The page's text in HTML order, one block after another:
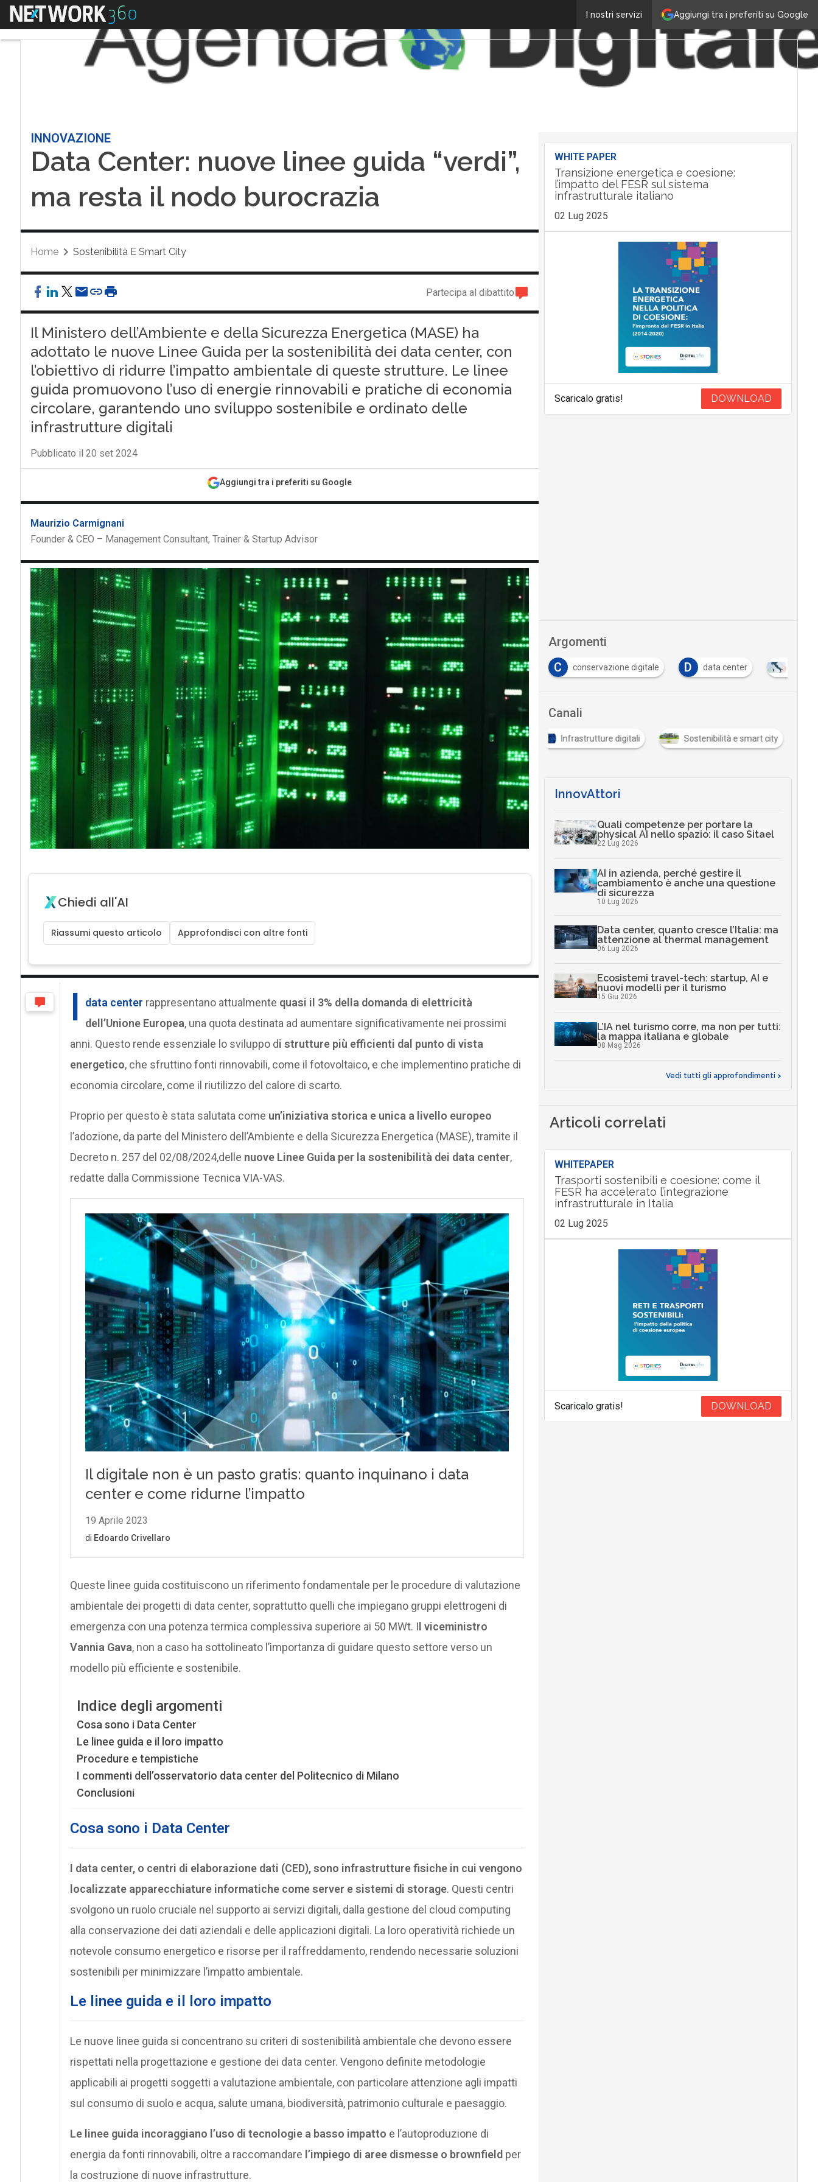
Aggiungi tra i preferiti su Google
I nostri servizi
Menu
INNOVAZIONE
Data Center: nuove linee guida “verdi”,
ma resta il nodo burocrazia
Home Sostenibilità E Smart City
Partecipa al dibattito
Il Ministero dell’Ambiente e della Sicurezza Energetica (MASE) ha
adottato le nuove Linee Guida per la sostenibilità dei data center, con
l’obiettivo di ridurre l’impatto ambientale di queste strutture. Le linee
guida promuovono l’uso di energie rinnovabili e pratiche di economia
circolare, garantendo uno sviluppo sostenibile e ordinato delle
infrastrutture digitali
Pubblicato il 20 set 2024
Aggiungi tra i preferiti su Google
Maurizio Carmignani
Founder & CEO – Management Consultant, Trainer & Startup Advisor
Chiedi all'AI
Riassumi questo articolo Approfondisci con altre fonti
I data center rappresentano attualmente quasi il 3% della domanda di elettricità
dell’Unione Europea, una quota destinata ad aumentare significativamente nei prossimi
anni. Questo rende essenziale lo sviluppo di strutture più efficienti dal punto di vista
energetico, che sfruttino fonti rinnovabili, come il fotovoltaico, e che implementino pratiche di
economia circolare, come il riutilizzo del calore di scarto.
Proprio per questo è stata salutata come un’iniziativa storica e unica a livello europeo
l’adozione, da parte del Ministero dell’Ambiente e della Sicurezza Energetica (MASE), tramite il
Decreto n. 257 del 02/08/2024,delle nuove Linee Guida per la sostenibilità dei data center,
redatte dalla Commissione Tecnica VIA-VAS.
Queste linee guida costituiscono un riferimento fondamentale per le procedure di valutazione
ambientale dei progetti di data center, soprattutto quelli che impiegano gruppi elettrogeni di
emergenza con una potenza termica complessiva superiore ai 50 MWt. Il viceministro
Vannia Gava, non a caso ha sottolineato l’importanza di guidare questo settore verso un
modello più efficiente e sostenibile.
Indice degli argomenti
Cosa sono i Data Center
Le linee guida e il loro impatto
Procedure e tempistiche
I commenti dell’osservatorio data center del Politecnico di Milano
Conclusioni
Cosa sono i Data Center
I data center, o centri di elaborazione dati (CED), sono infrastrutture fisiche in cui vengono
localizzate apparecchiature informatiche come server e sistemi di storage. Questi centri
svolgono un ruolo cruciale nel supporto ai servizi digitali, dalla gestione del cloud computing
alla conservazione dei dati aziendali e delle applicazioni digitali. La loro operatività richiede un
notevole consumo energetico e risorse per il raffreddamento, rendendo necessarie soluzioni
sostenibili per minimizzare l’impatto ambientale.
Le linee guida e il loro impatto
Le nuove linee guida si concentrano su criteri di sostenibilità ambientale che devono essere
rispettati nella progettazione e gestione dei data center. Vengono definite metodologie
applicabili ai progetti soggetti a valutazione ambientale, con particolare attenzione agli impatti
sul consumo di suolo e acqua, salute umana, biodiversità, patrimonio culturale e paesaggio.
Le linee guida incoraggiano l’uso di tecnologie a basso impatto e l’autoproduzione di
energia da fonti rinnovabili, oltre a raccomandare l’impiego di aree dismesse o brownfieldper
la costruzione di nuove infrastrutture.
WHITE PAPER
Transizione energetica e coesione:
l’impatto del FESR sul sistema
infrastrutturale italiano
02 Lug 2025
Scaricalo gratis! DOWNLOAD
Argomenti
conservazione digitale D data center PNRR
Canali
Infrastrutture digitali Sostenibilità e smart city
InnovAttori
Quali competenze per portare la
physical AI nello spazio: il caso Sitael
22 Lug 2026
AI in azienda, perché gestire il
cambiamento è anche una questione
di sicurezza
10 Lug 2026
Data center, quanto cresce l’Italia: ma
attenzione al thermal management
06 Lug 2026
Ecosistemi travel-tech: startup, AI e
nuovi modelli per il turismo
15 Giu 2026
L’IA nel turismo corre, ma non per tutti:
la mappa italiana e globale
08 Mag 2026
Vedi tutti gli approfondimenti >
Articoli correlati
WHITEPAPER
Trasporti sostenibili e coesione: come il
FESR ha accelerato l’integrazione
infrastrutturale in Italia
02 Lug 2025
Scaricalo gratis! DOWNLOAD